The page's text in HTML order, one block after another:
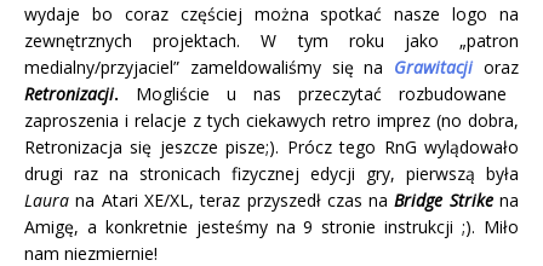
wydaje bo coraz częściej można spotkać nasze logo na
zewnętrznych projektach. W tym roku jako „patron
medialny/przyjaciel” zameldowaliśmy się na Grawitacji oraz
Retronizacji. Mogliście u nas przeczytać rozbudowane
zaproszenia i relacje z tych ciekawych retro imprez (no dobra,
Retronizacja się jeszcze pisze;). Prócz tego RnG wylądowało
drugi raz na stronicach fizycznej edycji gry, pierwszą była
Laurana Atari XE/XL, teraz przyszedł czas naBridge Strikena
Amigę, a konkretnie jesteśmy na 9 stronie instrukcji ;). Miło
nam niezmiernie!